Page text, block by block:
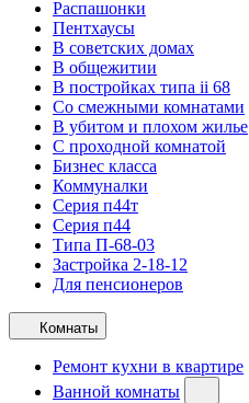
Распашонки
Пентхаусы
В советских домах
В общежитии
В постройках типа ii 68
Со смежными комнатами
В убитом и плохом жилье
С проходной комнатой
Бизнес класса
Коммуналки
Серия п44т
Серия п44
Типа П-68-03
Застройка 2-18-12
Для пенсионеров
Комнаты
Ремонт кухни в квартире
Ванной комнаты